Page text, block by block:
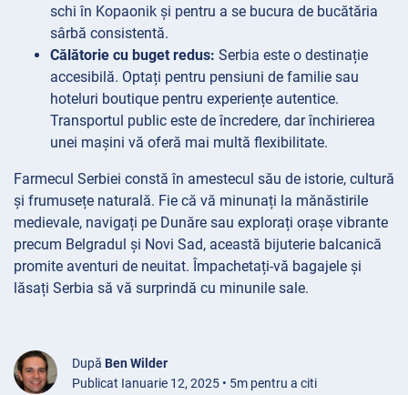
schi în Kopaonik și pentru a se bucura de bucătăria
sârbă consistentă.
Călătorie cu buget redus: Serbia este o destinație
accesibilă. Optați pentru pensiuni de familie sau
hoteluri boutique pentru experiențe autentice.
Transportul public este de încredere, dar închirierea
unei mașini vă oferă mai multă flexibilitate.
Farmecul Serbiei constă în amestecul său de istorie, cultură
și frumusețe naturală. Fie că vă minunați la mănăstirile
medievale, navigați pe Dunăre sau explorați orașe vibrante
precum Belgradul și Novi Sad, această bijuterie balcanică
promite aventuri de neuitat. Împachetați-vă bagajele și
lăsați Serbia să vă surprindă cu minunile sale.
După Ben Wilder
Publicat Ianuarie 12, 2025 • 5m pentru a citi